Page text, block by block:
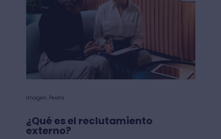
Imagen: Pexels
¿Qué es el reclutamiento
externo?